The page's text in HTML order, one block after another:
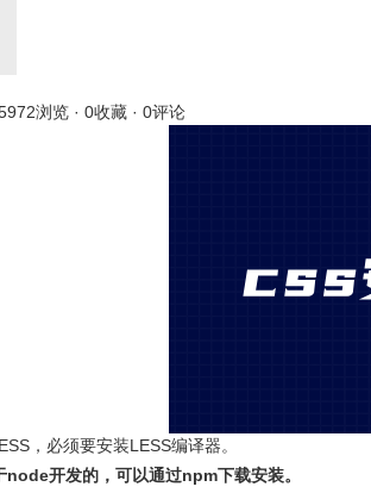
浏览 · 0收藏 · 0评论
，必须要安装LESS编译器。
node开发的，可以通过npm下载安装。